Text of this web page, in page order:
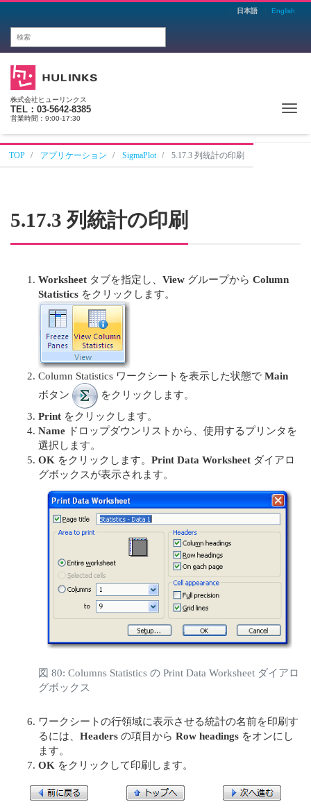
日本語 English
株式会社ヒューリンクス
TEL：03-5642-8385
営業時間：9:00-17:30
TOP アプリケーション SigmaPlot 5.17.3 列統計の印刷
5.17.3 列統計の印刷
Worksheet タブを指定し、 View グループから Column
Statistics をクリックします。
Column Statistics ワークシートを表示した状態で Main
ボタン
をクリックします。
Print をクリックします。
Name ドロップダウンリストから、使用するプリンタを
選択します。
OK をクリックします。 Print Data Worksheet ダイアロ
グボックスが表示されます。
図 80: Columns Statistics の Print Data Worksheet ダイアロ
グボックス
ワークシートの行領域に表示させる統計の名前を印刷す
るには、 Headers の項目から Row headings をオンにし
ます。
OK をクリックして印刷します。